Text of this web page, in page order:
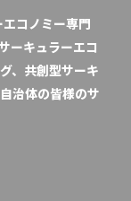
コノミー専門
ーキュラーエコ
、共創型サーキ
治体の皆様のサ